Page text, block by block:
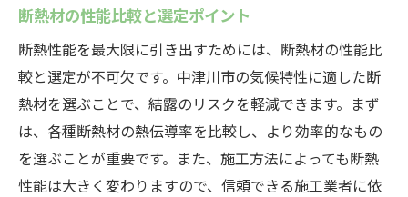
断熱材の性能比較と選定ポイント
断熱性能を最大限に引き出すためには、断熱材の性能比
較と選定が不可欠です。中津川市の気候特性に適した断
熱材を選ぶことで、結露のリスクを軽減できます。まず
は、各種断熱材の熱伝導率を比較し、より効率的なもの
を選ぶことが重要です。また、施工方法によっても断熱
性能は大きく変わりますので、信頼できる施工業者に依